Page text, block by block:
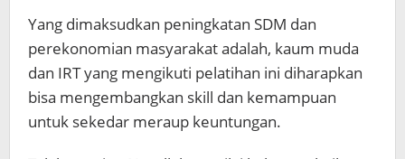
Yang dimaksudkan peningkatan SDM dan
perekonomian masyarakat adalah, kaum muda
dan IRT yang mengikuti pelatihan ini diharapkan
bisa mengembangkan skill dan kemampuan
untuk sekedar meraup keuntungan.